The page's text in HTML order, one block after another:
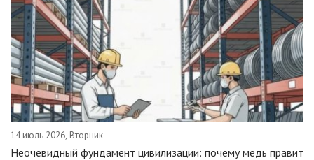
14 июль 2026, Вторник
Неочевидный фундамент цивилизации: почему медь правит